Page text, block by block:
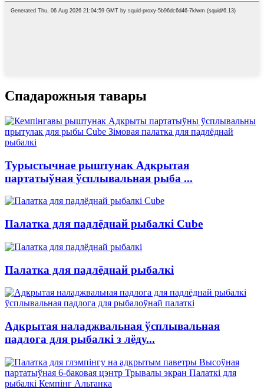
Спадарожныя тавары
Турыстычнае рыштунак Адкрытая
партатыўная ўсплывальная рыба ...
Палатка для падлёднай рыбалкі Cube
Палатка для падлёднай рыбалкі
Адкрытая наладжвальная ўсплывальная
падлога для рыбалкі з лёду...